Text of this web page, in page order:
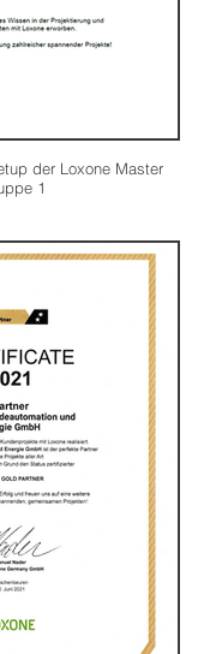
der Loxone Master
1